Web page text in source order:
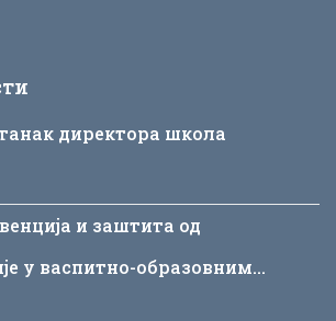
директора школа
и заштита од
у васпитно-образовним